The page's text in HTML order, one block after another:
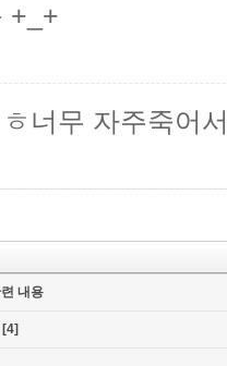
+_+
ㅎ너무 자주죽어
내용
[4]